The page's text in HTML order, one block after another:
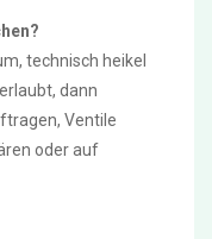
technisch heikel
dann
Ventile
oder auf